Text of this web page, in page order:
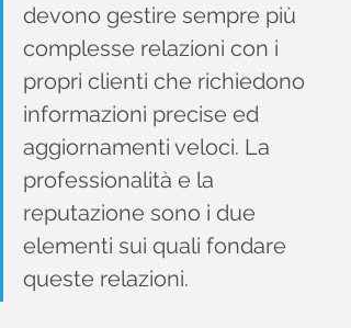
devono gestire sempre più
complesse relazioni con i
propri clienti che richiedono
informazioni precise ed
aggiornamenti veloci. La
professionalità e la
reputazione sono i due
elementi sui quali fondare
queste relazioni.